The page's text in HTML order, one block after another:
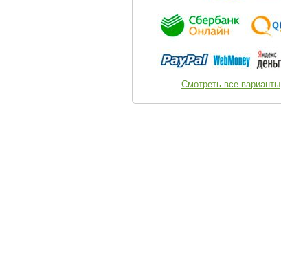
Смотреть все варианты